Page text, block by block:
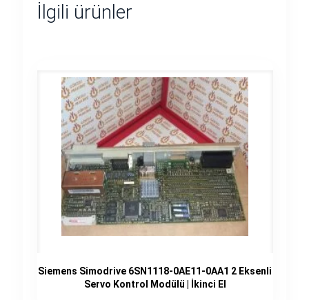
İlgili ürünler
Siemens Simodrive 6SN1118-0AE11-0AA1 2 Eksenli
Servo Kontrol Modülü | İkinci El